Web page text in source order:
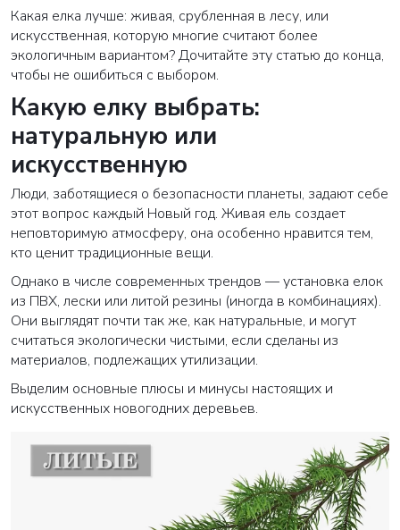
Какая елка лучше: живая, срубленная в лесу, или
искусственная, которую многие считают более
экологичным вариантом? Дочитайте эту статью до конца,
чтобы не ошибиться с выбором.
Какую елку выбрать:
натуральную или
искусственную
Люди, заботящиеся о безопасности планеты, задают себе
этот вопрос каждый Новый год. Живая ель создает
неповторимую атмосферу, она особенно нравится тем,
кто ценит традиционные вещи.
Однако в числе современных трендов — установка елок
из ПВХ, лески или литой резины (иногда в комбинациях).
Они выглядят почти так же, как натуральные, и могут
считаться экологически чистыми, если сделаны из
материалов, подлежащих утилизации.
Выделим основные плюсы и минусы настоящих и
искусственных новогодних деревьев.